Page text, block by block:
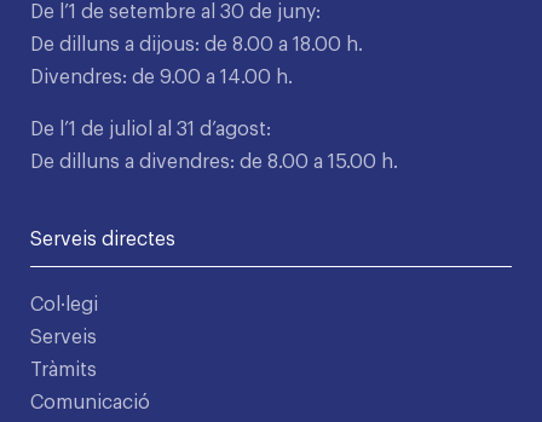
De l’1 de setembre al 30 de juny:
De dilluns a dijous: de 8.00 a 18.00 h.
Divendres: de 9.00 a 14.00 h.
De l’1 de juliol al 31 d’agost:
De dilluns a divendres: de 8.00 a 15.00 h.
Serveis directes
Col·legi
Serveis
Tràmits
Comunicació